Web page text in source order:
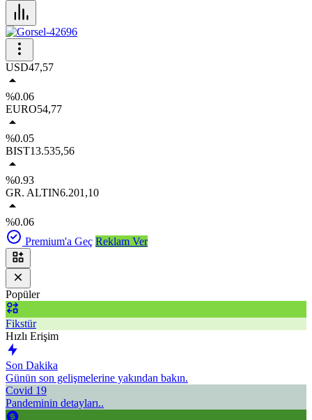
USD47,57
%0.06
EURO54,77
%0.05
BIST13.535,56
%0.93
GR. ALTIN6.201,10
%0.06
Premium'a Geç Reklam Ver
Popüler
Fikstür
Hızlı Erişim
Son Dakika
Günün son gelişmelerine yakından bakın.
Covid 19
Pandeminin detayları..